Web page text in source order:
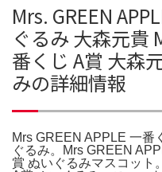
Mrs. GREEN
ぐるみ 大森元貴
番くじ A賞 大森
みの詳細情報
Mrs GREEN APPLE 一番
ぐるみ。Mrs GREEN
賞 ぬいぐるみマスコット